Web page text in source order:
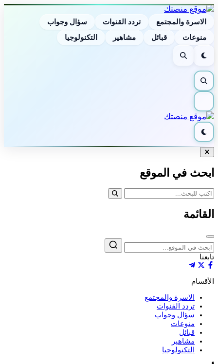
الاسرة والمجتمع تردد القنوات
سؤال وجواب
منوعات
قبائل مشاهير التكنولوجيا
الوضع
بحث
بحث
القائمة
الوضع
الليلي
إغلاق
ابحث في الموقع
القائمة
إغلاق
بحث
تابعنا
الأقسام
الاسرة والمجتمع
تردد القنوات
سؤال وجواب
منوعات
قبائل
مشاهير
التكنولوجيا